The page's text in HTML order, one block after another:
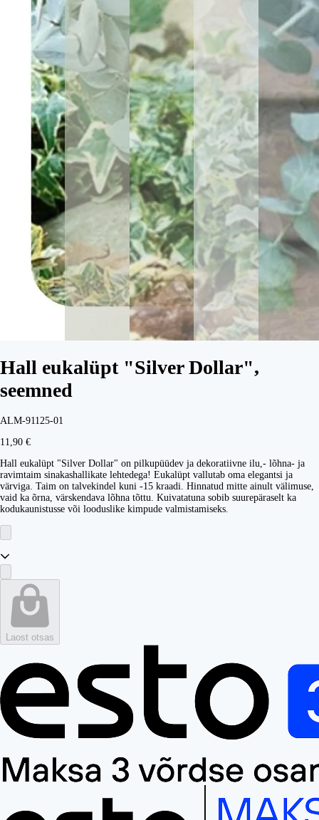
Hall eukalüpt "Silver Dollar",
seemned
ALM-91125-01
11,90 €
Hall eukalüpt "Silver Dollar" on pilkupüüdev ja dekoratiivne ilu,- lõhna- ja
ravimtaim sinakashallikate lehtedega! Eukalüpt vallutab oma elegantsi ja
värviga. Taim on talvekindel kuni -15 kraadi. Hinnatud mitte ainult välimuse,
vaid ka õrna, värskendava lõhna tõttu. Kuivatatuna sobib suurepäraselt ka
kodukaunistusse või looduslike kimpude valmistamiseks.
Laost otsas